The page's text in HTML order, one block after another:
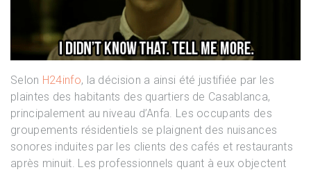
Selon H24info, la décision a ainsi été justifiée par les
plaintes des habitants des quartiers de Casablanca,
principalement au niveau d’Anfa. Les occupants des
groupements résidentiels se plaignent des nuisances
sonores induites par les clients des cafés et restaurants
après minuit. Les professionnels quant à eux objectent